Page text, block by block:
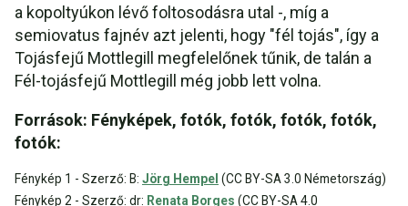
a kopoltyúkon lévő foltosodásra utal -, míg a
semiovatus fajnév azt jelenti, hogy "fél tojás", így a
Tojásfejű Mottlegill megfelelőnek tűnik, de talán a
Fél-tojásfejű Mottlegill még jobb lett volna.
Források: Fényképek, fotók, fotók, fotók, fotók,
fotók:
Fénykép 1 - Szerző: B: Jörg Hempel (CC BY-SA 3.0 Németország)
Fénykép 2 - Szerző: dr: Renata Borges (CC BY-SA 4.0